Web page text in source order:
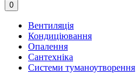
0
Вентиляція
Кондиціювання
Опалення
Сантехніка
Системи туманоутворення